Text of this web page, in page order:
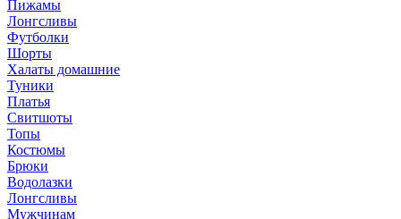
Пижамы
Лонгсливы
Футболки
Шорты
Халаты домашние
Туники
Платья
Свитшоты
Топы
Костюмы
Брюки
Водолазки
Лонгсливы
Мужчинам